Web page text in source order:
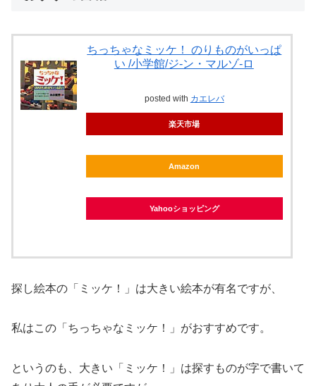
ちっちゃなミッケ！ のりものがいっぱ
い /小学館/ジ-ン・マルゾ-ロ
posted with カエレバ
楽天市場
Amazon
Yahooショッピング
探し絵本の「ミッケ！」は大きい絵本が有名ですが、
私はこの「ちっちゃなミッケ！」がおすすめです。
というのも、大きい「ミッケ！」は探すものが字で書いて